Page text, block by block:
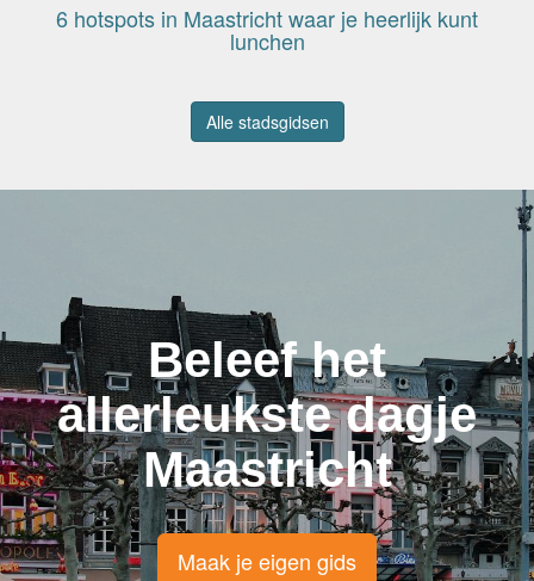
6 hotspots in Maastricht waar je heerlijk kunt
lunchen
Alle stadsgidsen
Beleef het
allerleukste dagje
Maastricht
Maak je eigen gids